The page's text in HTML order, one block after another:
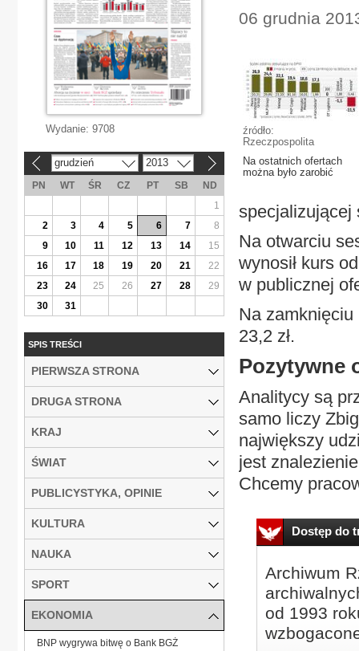
06 grudnia
źródło:
Rzeczpospolita
Na ostatnich ofertach
można było zarobić
specjalizującej
Na otwarciu
wynosił kurs
w publicznej
Na zamknięciu
23,2 zł.
Pozytywne
Analitycy są
samo liczy
największy
jest
Chcemy
Dostęp do
Archiwum
od 1993
Wydanie: 9708
grudzień 2013
PN WT ŚR CZ PT SB
ND
1
2
3 4 5 6 7
8
9
10 11 12 13 14
15
16
17 18 19 20 21
22
23
24 25 26 27 28
29
30
31
SPIS TREŚCI
PIERWSZA STRONA
DRUGA STRONA
KRAJ
ŚWIAT
PUBLICYSTYKA, OPINIE
KULTURA
NAUKA
SPORT
EKONOMIA
BNP wygrywa bitwę o Bank BGŻ